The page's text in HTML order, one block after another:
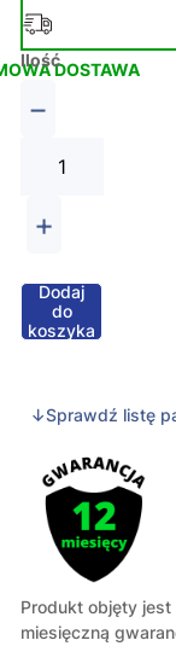
DOSTAWA
Ilość
−
+
Dodaj
do
koszyka
↓Sprawdź listę
Produkt objęty jest
miesięczną